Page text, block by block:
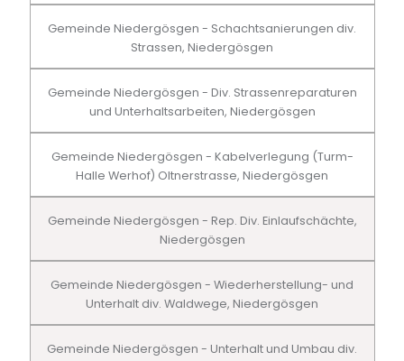
Gemeinde Niedergösgen - Schachtsanierungen div.
Strassen, Niedergösgen
Gemeinde Niedergösgen - Div. Strassenreparaturen
und Unterhaltsarbeiten, Niedergösgen
Gemeinde Niedergösgen - Kabelverlegung (Turm-
Halle Werhof) Oltnerstrasse, Niedergösgen
Gemeinde Niedergösgen - Rep. Div. Einlaufschächte,
Niedergösgen
Gemeinde Niedergösgen - Wiederherstellung- und
Unterhalt div. Waldwege, Niedergösgen
Gemeinde Niedergösgen - Unterhalt und Umbau div.